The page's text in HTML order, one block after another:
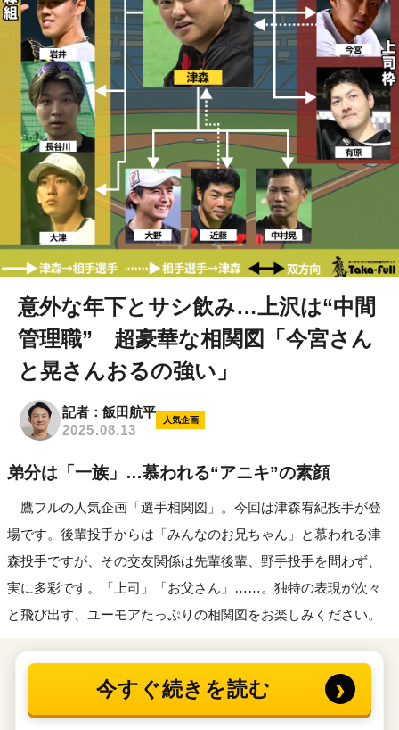
意外な年下とサシ飲み…上沢は“中間
管理職” 超豪華な相関図「今宮さん
と晃さんおるの強い」
記者：飯田航平
2025.08.13
人気企画
弟分は「一族」…慕われる“アニキ”の素顔
鷹フルの人気企画「選手相関図」。今回は津森宥紀投手が登
場です。後輩投手からは「みんなのお兄ちゃん」と慕われる津
森投手ですが、その交友関係は先輩後輩、野手投手を問わず、
実に多彩です。「上司」「お父さん」……。独特の表現が次々
と飛び出す、ユーモアたっぷりの相関図をお楽しみください。